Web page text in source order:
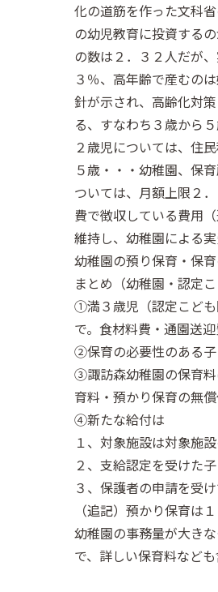
化の道筋を作った文科
の幼児教育に投資する
の数は２．３２人だが
３％、高年齢で産むの
針が示され、高齢化対
る、すなわち３歳から
２歳児については、住
５歳・・・幼稚園、保
ついては、月額上限２
費で徴収している費用
維持し、幼稚園による
幼稚園の預り保育・保
まとめ（幼稚園・認定こ
①満３歳児（認定こど
で。食材料費・通園送
②保育の必要性のある子
③諏訪森幼稚園の保育
育料・預かり保育の無
④新たな給付は
１、対象施設は対象施
２、支給認定を受けた
３、保護者の申請を受
（追記）預かり保育は
幼稚園の事務量が大き
で、詳しい保育料など